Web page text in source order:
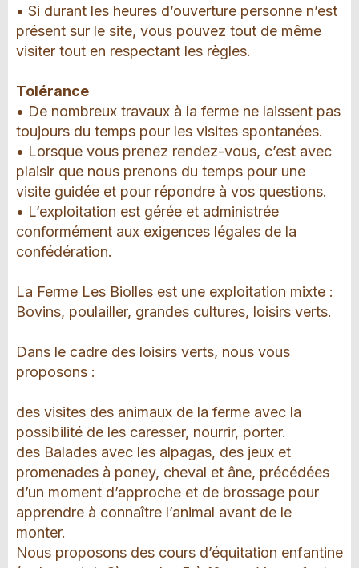
• Si durant les heures d’ouverture personne n’est
présent sur le site, vous pouvez tout de même
visiter tout en respectant les règles.
Tolérance
• De nombreux travaux à la ferme ne laissent pas
toujours du temps pour les visites spontanées.
• Lorsque vous prenez rendez-vous, c’est avec
plaisir que nous prenons du temps pour une
visite guidée et pour répondre à vos questions.
• L’exploitation est gérée et administrée
conformément aux exigences légales de la
confédération.
La Ferme Les Biolles est une exploitation mixte :
Bovins, poulailler, grandes cultures, loisirs verts.
Dans le cadre des loisirs verts, nous vous
proposons :
des visites des animaux de la ferme avec la
possibilité de les caresser, nourrir, porter.
des Balades avec les alpagas, des jeux et
promenades à poney, cheval et âne, précédées
d’un moment d’approche et de brossage pour
apprendre à connaître l’animal avant de le
monter.
Nous proposons des cours d’équitation enfantine